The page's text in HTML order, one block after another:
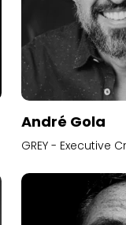
André Gola
GREY - Executive